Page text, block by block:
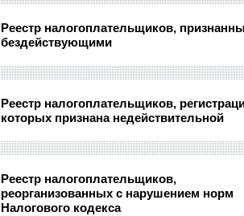
Реестр налогоплательщиков,
бездействующими
Реестр налогоплательщиков,
которых признана недействительной
Реестр налогоплательщиков,
реорганизованных с нарушением норм
Налогового кодекса